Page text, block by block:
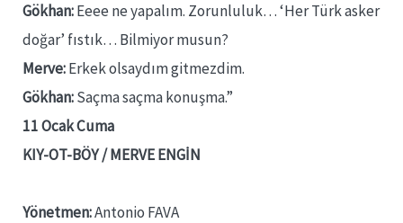
Gökhan:Eeee ne yapalım. Zorunluluk… ‘Her Türk asker
doğar’ fıstık… Bilmiyor musun?
Merve:Erkek olsaydım gitmezdim.
Gökhan:Saçma saçma konuşma.”
11 Ocak Cuma
KIY-OT-BÖY / MERVE ENGİN
Yönetmen:Antonio FAVA